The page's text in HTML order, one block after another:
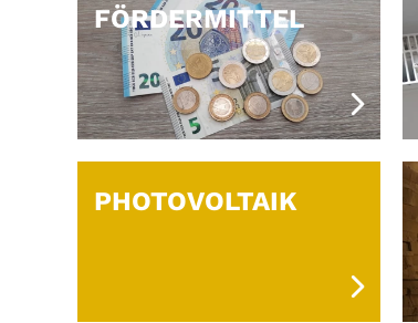
FÖRDERMITTEL
PHOTOVOLTAIK